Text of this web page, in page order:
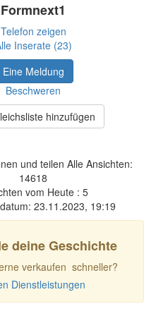
Formnext1
Telefon zeigen
Inserate (23)
Eine Meldung
Beschweren
hinzufügen
und teilen Alle Ansichten:
14618
vom Heute : 5
23.11.2023, 19:19
deine Geschichte
verkaufen schneller?
Dienstleistungen